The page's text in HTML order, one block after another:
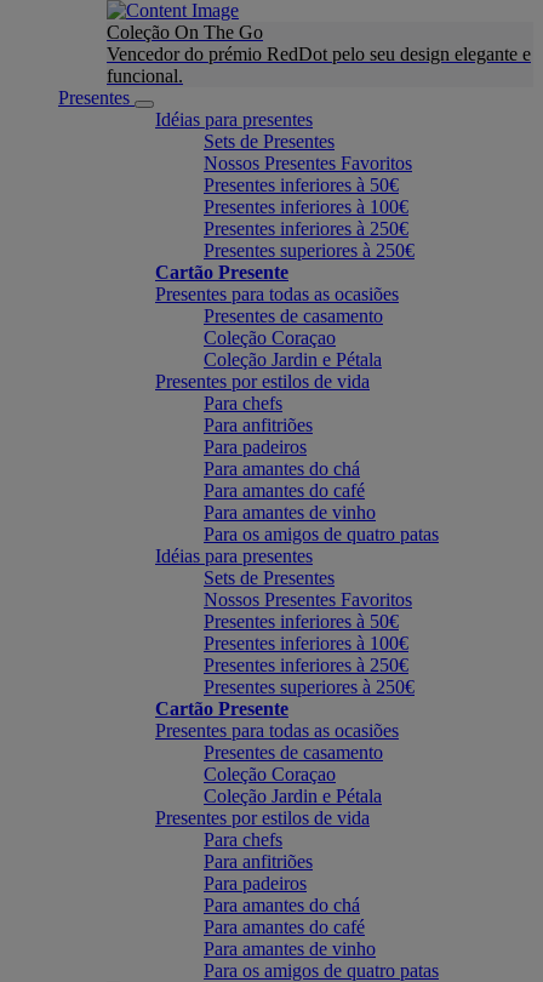
Coleção On The Go
Vencedor do prémio RedDot pelo seu design elegante e
funcional.
Presentes
Idéias para presentes
Sets de Presentes
Nossos Presentes Favoritos
Presentes inferiores à 50€
Presentes inferiores à 100€
Presentes inferiores à 250€
Presentes superiores à 250€
Cartão Presente
Presentes para todas as ocasiões
Presentes de casamento
Coleção Coraçao
Coleção Jardin e Pétala
Presentes por estilos de vida
Para chefs
Para anfitriões
Para padeiros
Para amantes do chá
Para amantes do café
Para amantes de vinho
Para os amigos de quatro patas
Idéias para presentes
Sets de Presentes
Nossos Presentes Favoritos
Presentes inferiores à 50€
Presentes inferiores à 100€
Presentes inferiores à 250€
Presentes superiores à 250€
Cartão Presente
Presentes para todas as ocasiões
Presentes de casamento
Coleção Coraçao
Coleção Jardin e Pétala
Presentes por estilos de vida
Para chefs
Para anfitriões
Para padeiros
Para amantes do chá
Para amantes do café
Para amantes de vinho
Para os amigos de quatro patas